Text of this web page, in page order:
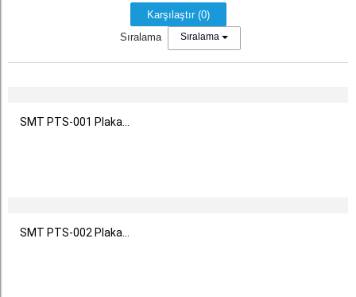
Karşılaştır (0)
Sıralama
Sıralama
SMT PTS-001 Plaka...
SMT PTS-002 Plaka...